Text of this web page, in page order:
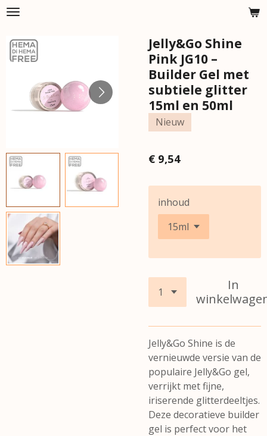
Ga
naar
de
Jelly&Go Shine
Pink JG10 –
Builder Gel met
subtiele glitter
15ml en 50ml
Nieuw
€ 9,54
inhoud
In
Jelly&Go Shine is de
vernieuwde versie van de
populaire Jelly&Go gel,
verrijkt met fijne,
iriserende glitterdeeltjes.
Deze decoratieve builder
gel is perfect voor het